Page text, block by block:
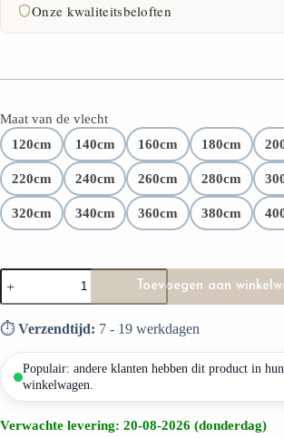
Onze kwaliteitsbeloften
2 jaar garantie
Hoogste materiaalkwaliteit
Maat van de vlecht
120cm 140cm 160cm 180cm
220cm 240cm 260cm 280cm
320cm 340cm 360cm 380cm
Toevoegen aan
⏱️ Verzendtijd: 7 - 19 werkdagen
Populair: andere klanten hebben dit product in hun
winkelwagen.
Verwachte levering: 20-08-2026 (donderdag)